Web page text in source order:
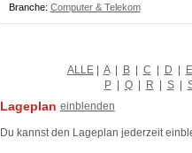
Branche: Computer & Telekom
ALLE| A | B | C | D | E
P | Q | R | S |
Lageplan einblenden
Du kannst den Lageplan jederzeit